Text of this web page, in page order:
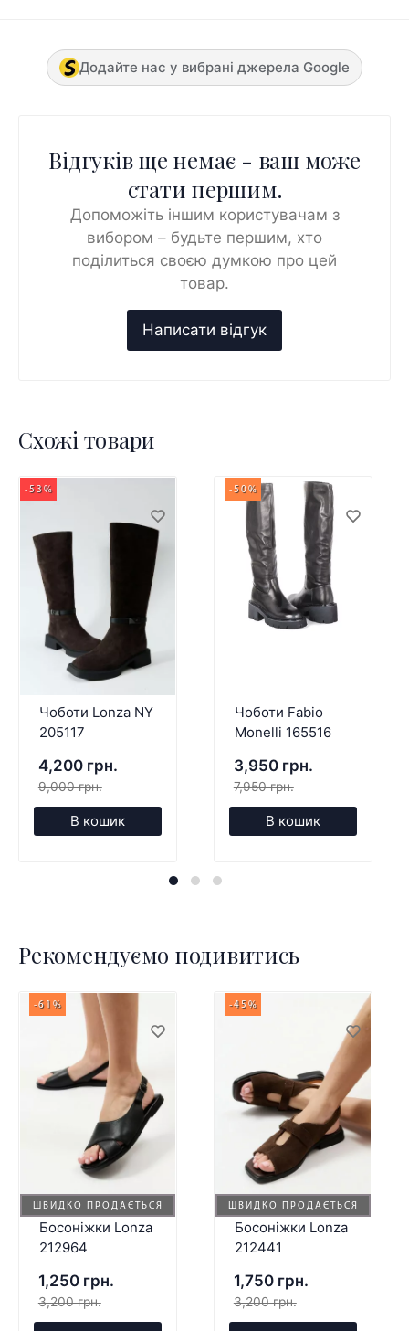
Додайте нас у вибрані джерела Google
Відгуків ще немає - ваш може
стати першим.
Допоможіть іншим користувачам з
вибором – будьте першим, хто
поділиться своєю думкою про цей
товар.
Схожі товари
-53%
Чоботи Lonza NY
205117
4,200 грн.
9,000 грн.
В кошик
-50%
Чоботи Fabio
Monelli 165516
3,950 грн.
7,950 грн.
В кошик
Рекомендуємо подивитись
ШВИДКО ПРОДАЄТЬСЯ
-61%
Босоніжки Lonza
212964
1,250 грн.
3,200 грн.
ШВИДКО ПРОДАЄТЬСЯ
-45%
Босоніжки Lonza
212441
1,750 грн.
3,200 грн.